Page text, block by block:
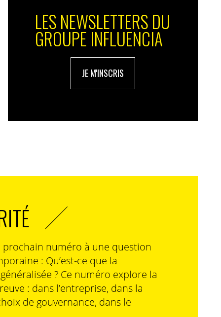
LES NEWSLETTERS DU
GROUPE INFLUENCIA
JE M'INSCRIS
prochain numéro à une question
: Qu’est-ce que la
? Ce numéro explore la
: dans l’entreprise, dans la
de gouvernance, dans le